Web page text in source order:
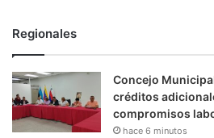
Regionales
Concejo
créditos
compromisos
hace 6 minutos